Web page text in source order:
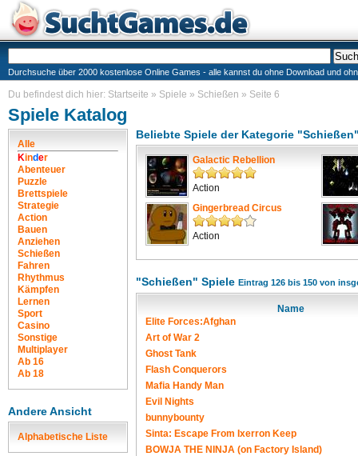
Durchsuche über 2000 kostenlose Online Games - alle kannst du ohne Download und
Du befindest dich hier: Startseite » Spiele » Schießen » Seite 6
Spiele Katalog
Alle
Kinder
Abenteuer
Puzzle
Brettspiele
Strategie
Action
Bauen
Anziehen
Schießen
Fahren
Rhythmus
Kämpfen
Lernen
Sport
Casino
Sonstige
Multiplayer
Ab 16
Ab 18
Andere Ansicht
Alphabetische Liste
Beliebte Spiele der Kategorie
Galactic Rebellion
Action
Gingerbread Circus
Action
"Schießen" Spiele Eintrag 126 bis 150 von
Name
Elite Forces:Afghan
Art of War 2
Ghost Tank
Flash Conquerors
Mafia Handy Man
Evil Nights
bunnybounty
Sinta: Escape From Ixerron Keep
BOWJA THE NINJA (on Factory Island)